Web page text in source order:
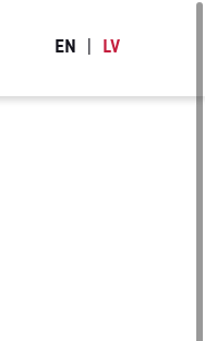
EN LV